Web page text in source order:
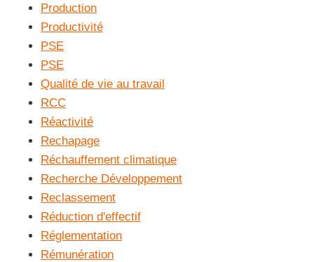
Production
Productivité
PSE
PSE
Qualité de vie au travail
RCC
Réactivité
Rechapage
Réchauffement climatique
Recherche Développement
Reclassement
Réduction d'effectif
Réglementation
Rémunération